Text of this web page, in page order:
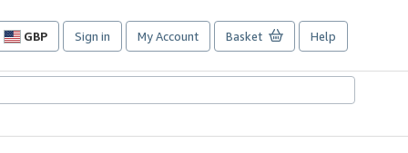
GBP
Site
preferences
Sign in My Account Basket Help